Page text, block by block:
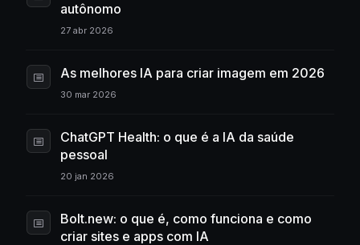
autônomo
27 abr 2026
As melhores IA para criar imagem em 2026
30 mar 2026
ChatGPT Health: o que é a IA da saúde
pessoal
20 jan 2026
Bolt.new: o que é, como funciona e como
criar sites e apps com IA